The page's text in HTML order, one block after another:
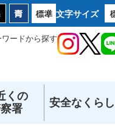
文字サイズ
ワードから探す
くの
署
安全なくらし